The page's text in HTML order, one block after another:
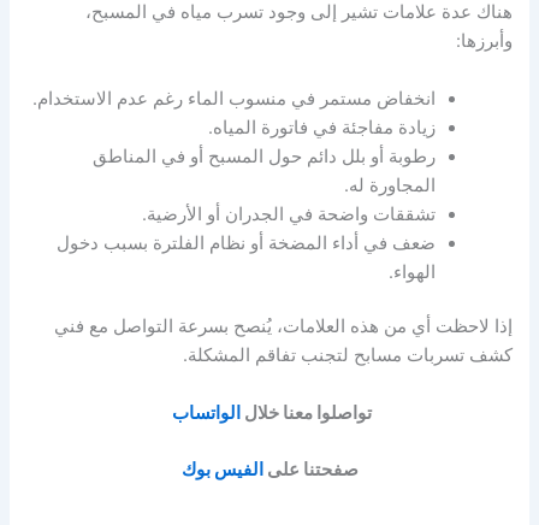
هناك عدة علامات تشير إلى وجود تسرب مياه في المسبح،
وأبرزها:
انخفاض مستمر في منسوب الماء رغم عدم الاستخدام.
زيادة مفاجئة في فاتورة المياه.
رطوبة أو بلل دائم حول المسبح أو في المناطق
المجاورة له.
تشققات واضحة في الجدران أو الأرضية.
ضعف في أداء المضخة أو نظام الفلترة بسبب دخول
الهواء.
إذا لاحظت أي من هذه العلامات، يُنصح بسرعة التواصل مع فني
كشف تسربات مسابح لتجنب تفاقم المشكلة.
تواصلوا معنا خلال الواتساب
صفحتنا على الفيس بوك